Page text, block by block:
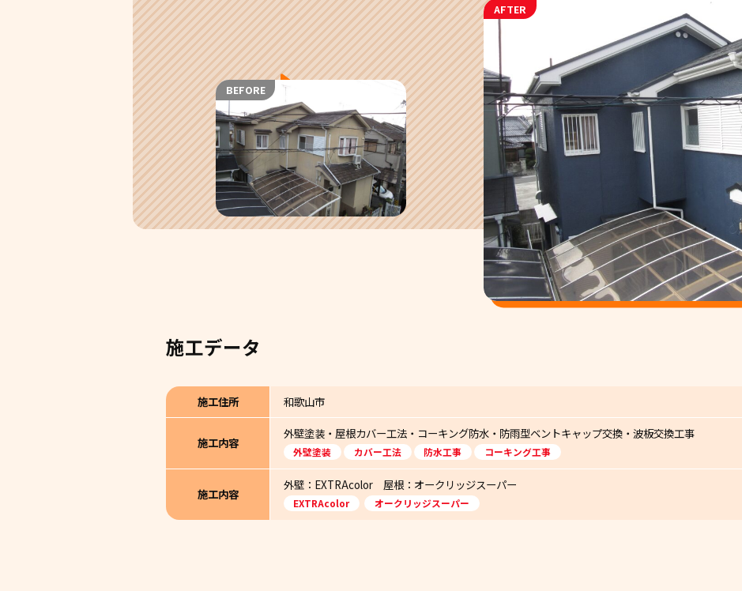
BEFORE
AFTER
施工データ
施工住所 和歌山市
施工内容
外壁塗装・屋根カバー工法・コーキング防水・防雨型ベントキャップ交換・波板交換工事
外壁塗装 カバー工法 防水工事 コーキング工事
施工内容
外壁：EXTRAcolor 屋根：オークリッジスーパー
EXTRAcolor オークリッジスーパー